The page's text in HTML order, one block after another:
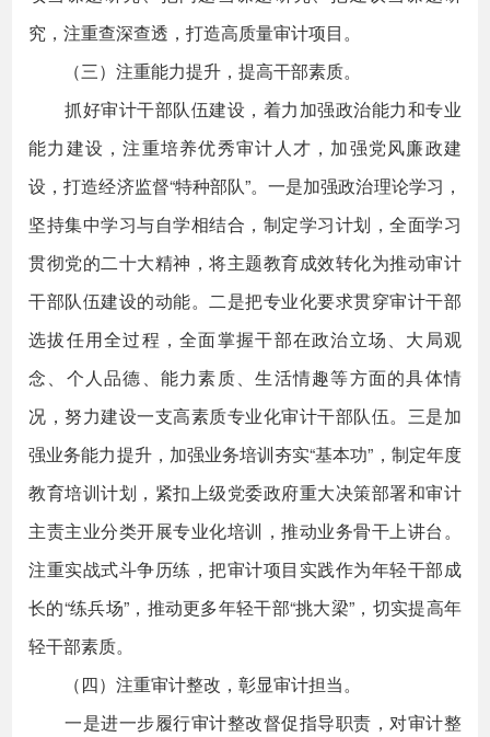
究，注重查深查透，打造高质量审计项目。
（三）注重能力提升，提高干部素质。
抓好审计干部队伍建设，着力加强政治能力和专业
能力建设，注重培养优秀审计人才，加强党风廉政建
设，打造经济监督“特种部队”。一是加强政治理论学习，
坚持集中学习与自学相结合，制定学习计划，全面学习
贯彻党的二十大精神，将主题教育成效转化为推动审计
干部队伍建设的动能。二是把专业化要求贯穿审计干部
选拔任用全过程，全面掌握干部在政治立场、大局观
念、个人品德、能力素质、生活情趣等方面的具体情
况，努力建设一支高素质专业化审计干部队伍。三是加
强业务能力提升，加强业务培训夯实“基本功”，制定年度
教育培训计划，紧扣上级党委政府重大决策部署和审计
主责主业分类开展专业化培训，推动业务骨干上讲台。
注重实战式斗争历练，把审计项目实践作为年轻干部成
长的“练兵场”，推动更多年轻干部“挑大梁”，切实提高年
轻干部素质。
（四）注重审计整改，彰显审计担当。
一是进一步履行审计整改督促指导职责，对审计整